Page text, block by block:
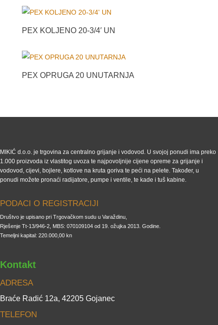
PEX KOLJENO 20-3/4′ UN
PEX OPRUGA 20 UNUTARNJA
MIKIĆ d.o.o. je trgovina za centralno grijanje i vodovod. U svojoj ponudi ima preko
1.000 proizvoda iz vlastitog uvoza te najpovoljnije cijene opreme za grijanje i
vodovod, cijevi, bojlere, kotlove na kruta goriva te peći na pelete. Također, u
ponudi možete pronaći radijatore, pumpe i ventile, te kade i tuš kabine.
PODACI O REGISTRACIJI
Društvo je upisano pri Trgovačkom sudu u Varaždinu,
Rješenje Tt-13/946-2, MBS: 070109104 od 19. ožujka 2013. Godine.
Temeljni kapital: 220.000,00 kn
Kontakt
ADRESA
Braće Radić 12a, 42205 Gojanec
TELEFON